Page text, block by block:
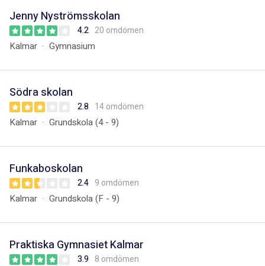
Jenny Nyströmsskolan
4.2 20 omdömen
Kalmar Gymnasium
Södra skolan
2.8 14 omdömen
Kalmar Grundskola (4 - 9)
Funkaboskolan
2.4 9 omdömen
Kalmar Grundskola (F - 9)
Praktiska Gymnasiet Kalmar
3.9 8 omdömen